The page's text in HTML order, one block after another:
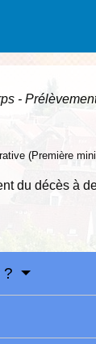
-
(Première
du décès à
?